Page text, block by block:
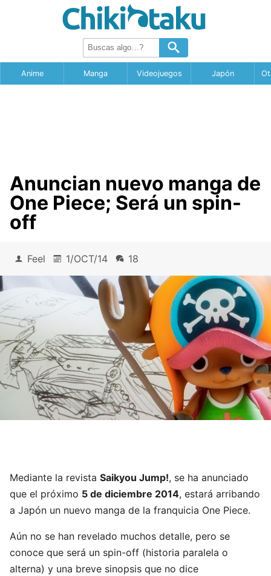
Anime Manga Videojuegos Japón
Anuncian nuevo manga de
One Piece; Será un spin-
off
Feel 1/OCT/14 18
Mediante la revista Saikyou Jump!, se ha anunciado
que el próximo 5 de diciembre 2014, estará arribando
a Japón un nuevo manga de la franquicia One Piece.
Aún no se han revelado muchos detalle, pero se
conoce que será un spin-off (historia paralela o
alterna) y una breve sinopsis que no dice